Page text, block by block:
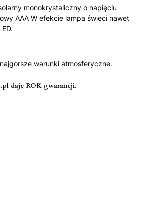
monokrystaliczny o napięciu
AAA W efekcie lampa świeci nawet
warunki atmosferyczne.
daje ROK gwarancji.